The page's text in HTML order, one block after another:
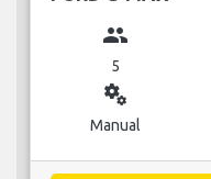
group
5
miscellaneous_services
Manual